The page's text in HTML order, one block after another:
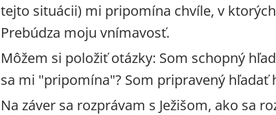
tejto situácii) mi pripomína chvíle, v
Prebúdza moju vnímavosť.
Môžem si položiť otázky: Som schopný
sa mi "pripomína"? Som pripravený hľadať
Na záver sa rozprávam s Ježišom, ako sa